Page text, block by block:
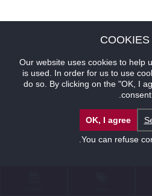
COOKIES
Our website uses cookies to help
is used. In order for us to use
do so. By clicking on the "OK, I
consent.
OK, I agree
You can refuse
.